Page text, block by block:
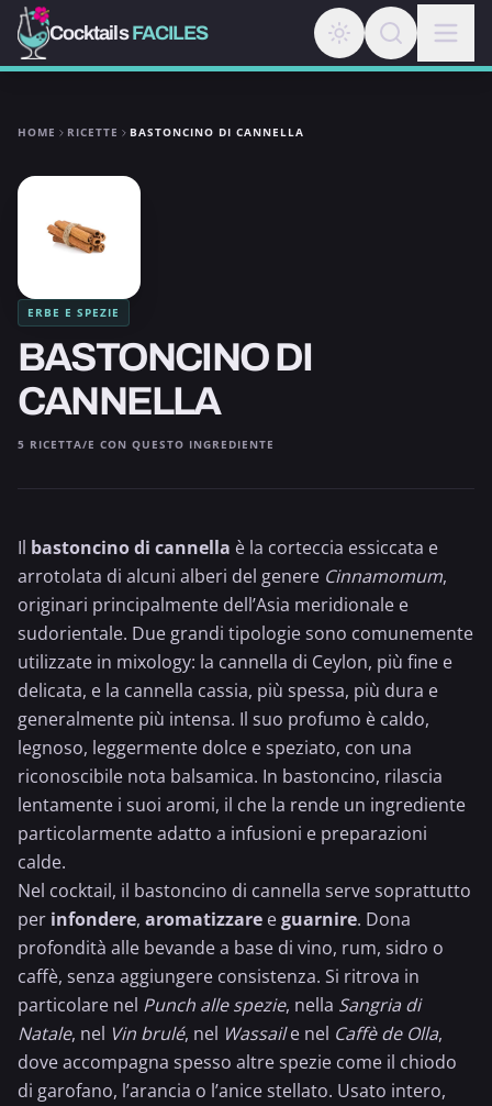
CocktailsFACILES
HOME RICETTE BASTONCINO DI CANNELLA
ERBE E SPEZIE
BASTONCINO DI
CANNELLA
5 RICETTA/E CON QUESTO INGREDIENTE
Il bastoncino di cannella è la corteccia essiccata e
arrotolata di alcuni alberi del genere Cinnamomum,
originari principalmente dell’Asia meridionale e
sudorientale. Due grandi tipologie sono comunemente
utilizzate in mixology: la cannella di Ceylon, più fine e
delicata, e la cannella cassia, più spessa, più dura e
generalmente più intensa. Il suo profumo è caldo,
legnoso, leggermente dolce e speziato, con una
riconoscibile nota balsamica. In bastoncino, rilascia
lentamente i suoi aromi, il che la rende un ingrediente
particolarmente adatto a infusioni e preparazioni
calde.
Nel cocktail, il bastoncino di cannella serve soprattutto
per infondere, aromatizzare eguarnire. Dona
profondità alle bevande a base di vino, rum, sidro o
caffè, senza aggiungere consistenza. Si ritrova in
particolare nel Punch alle spezie, nella Sangria di
Natale, nel Vin brulé, nel Wassaile nel Caffè de Olla,
dove accompagna spesso altre spezie come il chiodo
di garofano, l’arancia o l’anice stellato. Usato intero,